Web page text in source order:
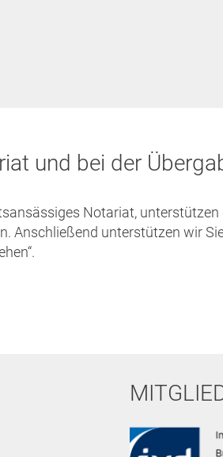
und bei der
Notariat,
Anschließend unterstützen wir